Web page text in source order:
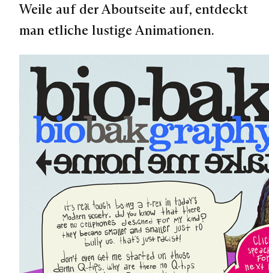
Weile auf der Aboutseite auf, entdeckt
man etliche lustige Animationen.